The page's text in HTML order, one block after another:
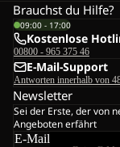
Brauchst du Hilfe?
09:00 - 17:00
Kostenlose
00800 - 965 375 46
E-Mail-Support
Antworten innerhalb von
Newsletter
Sei der Erste, der von
Angeboten erfährt
E-Mail